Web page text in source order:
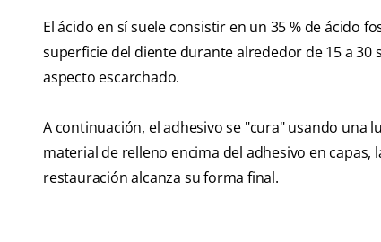
El ácido en sí suele consistir en un 35 % de ácido
superficie del diente durante alrededor de 15 a 30
aspecto escarchado.
A continuación, el adhesivo se "cura" usando una
material de relleno encima del adhesivo en
restauración alcanza su forma final.